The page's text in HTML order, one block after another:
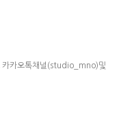
카카오톡채널(studio_mno)및